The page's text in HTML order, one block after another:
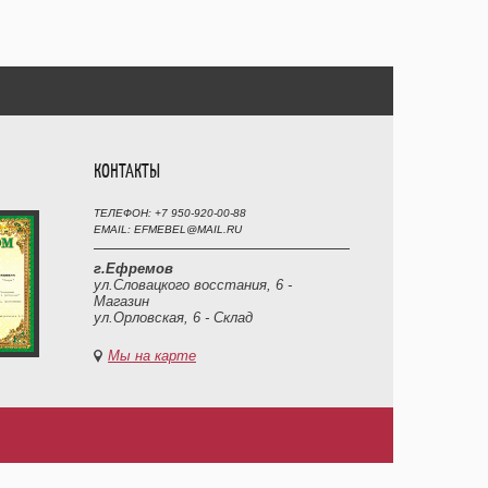
КОНТАКТЫ
ТЕЛЕФОН: +7 950-920-00-88
EMAIL: EFMEBEL@MAIL.RU
г.Ефремов
ул.Словацкого восстания, 6 -
Магазин
ул.Орловская, 6 - Склад
Мы на карте